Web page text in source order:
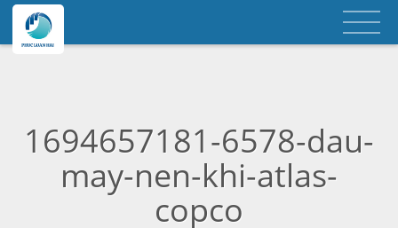
1694657181-6578-dau-
may-nen-khi-atlas-
copco